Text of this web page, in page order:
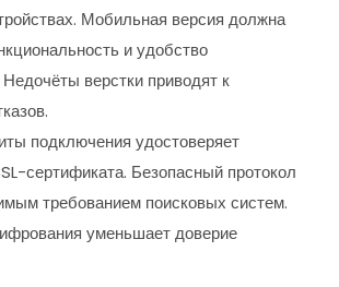
Мобильная версия должна
и удобство
верстки приводят к
подключения удостоверяет
сертификата. Безопасный протокол
требованием поисковых систем.
уменьшает доверие